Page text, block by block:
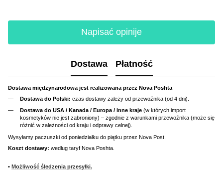
Napisać opinije
Dostawa Płatność
Dostawa międzynarodowa jest realizowana przez Nova Poshta
Dostawa do Polski: czas dostawy zależy od przewoźnika (od 4 dni).
Dostawa do USA / Kanada / Europa / inne kraje (w których import
kosmetyków nie jest zabroniony) – zgodnie z warunkami przewoźnika (może się
różnić w zależności od kraju i odprawy celnej).
Wysyłamy paczuszki od poniedziałku do piątku przez Nova Post.
Koszt dostawy: według taryf Nova Poshta.
• Możliwość śledzenia przesyłki.